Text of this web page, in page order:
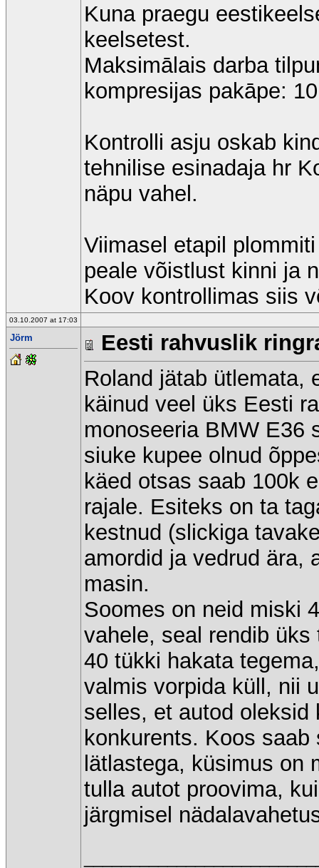
Kuna praegu
keelsetest.
Maksimālais darba
kompresijas pakāpe:
Kontrolli asju oskab
tehnilise esinadaja hr
näpu vahel.
Viimasel etapil
peale võistlust kinni ja
Koov kontrollimas siis
03.10.2007 at 17:03
Jörm
Eesti rahvuslik
Roland jätab ütlemata,
käinud veel üks Eesti
monoseeria BMW E36
siuke kupee olnud
käed otsas saab 100k
rajale. Esiteks on ta
kestnud (slickiga
amordid ja vedrud ära,
masin.
Soomes on neid miski
vahele, seal rendib
40 tükki hakata
valmis vorpida küll, nii
selles, et autod
konkurents. Koos
lätlastega, küsimus on
tulla autot proovima,
järgmisel